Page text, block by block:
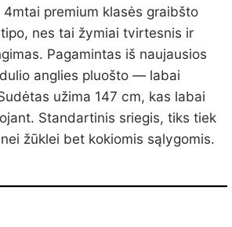
4mtai premium klasės graibšto
nes tai žymiai tvirtesnis ir
Pagamintas iš naujausios
anglies pluošto — labai
užima 147 cm, kas labai
Standartinis sriegis, tiks tiek
žūklei bet kokiomis sąlygomis.